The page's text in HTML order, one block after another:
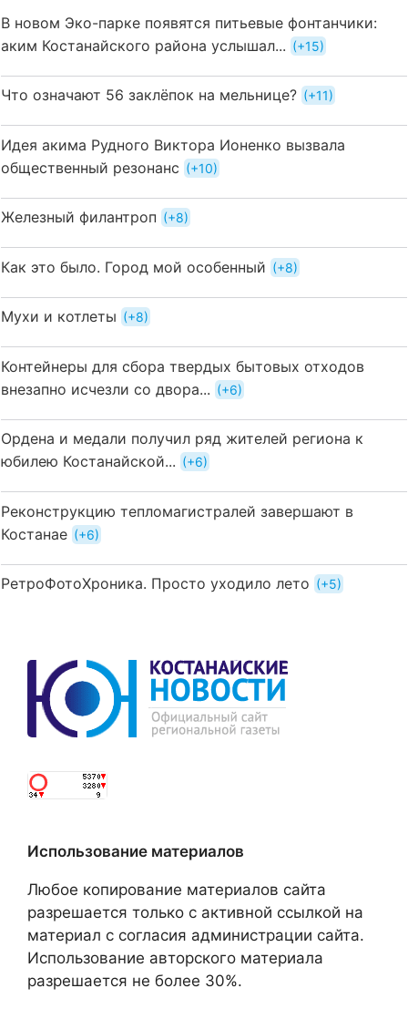
В новом Эко-парке появятся питьевые фонтанчики:
аким Костанайского района услышал...
+15
Что означают 56 заклёпок на мельнице? +11
Идея акима Рудного Виктора Ионенко вызвала
общественный резонанс
+10
Железный филантроп +8
Как это было. Город мой особенный +8
Мухи и котлеты +8
Контейнеры для сбора твердых бытовых отходов
внезапно исчезли со двора...
+6
Ордена и медали получил ряд жителей региона к
юбилею Костанайской...
+6
Реконструкцию тепломагистралей завершают в
Костанае
+6
РетроФотоХроника. Просто уходило лето +5
Использование материалов
Любое копирование материалов сайта
разрешается только с активной ссылкой на
материал с согласия администрации сайта.
Использование авторского материала
разрешается не более 30%.